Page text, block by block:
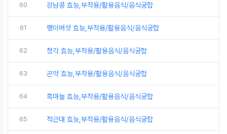
60 강남콩 효능,부작용/활용음식/음식궁합
61 팽이버섯 효능,부작용/활용음식/음식궁합
62 청각 효능,부작용/활용음식/음식궁합
63 곤약 효능,부작용/활용음식/음식궁합
64 흑마늘 효능,부작용/활용음식/음식궁합
65 적근대 효능,부작용/활용음식/음식궁합